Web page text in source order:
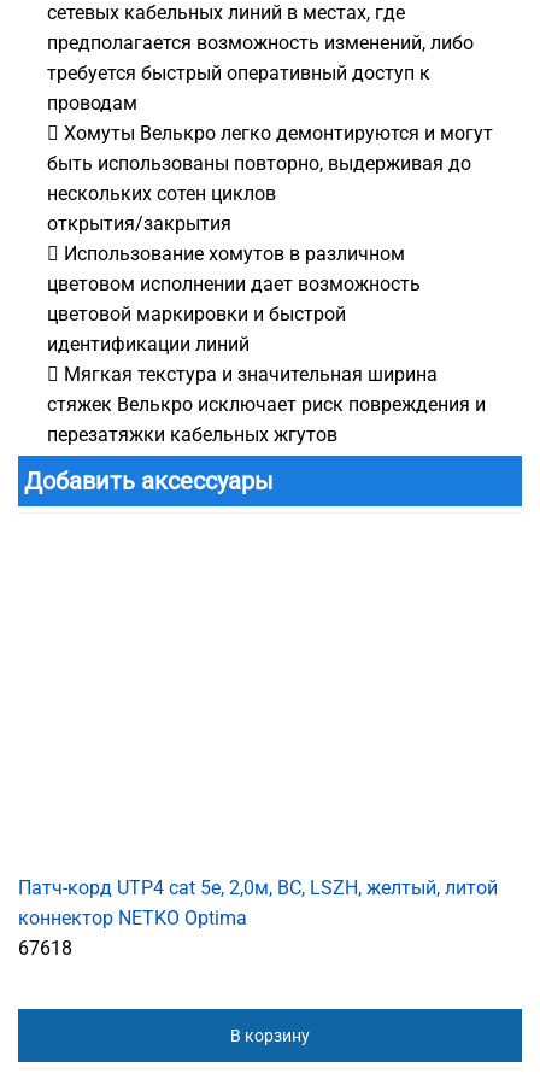
сетевых кабельных линий в местах, где
предполагается возможность изменений, либо
требуется быстрый оперативный доступ к
проводам
 Хомуты Велькро легко демонтируются и могут
быть использованы повторно, выдерживая до
нескольких сотен циклов
открытия/закрытия
 Использование хомутов в различном
цветовом исполнении дает возможность
цветовой маркировки и быстрой
идентификации линий
 Мягкая текстура и значительная ширина
стяжек Велькро исключает риск повреждения и
перезатяжки кабельных жгутов
Добавить аксессуары
Патч-корд UTP4 cat 5e, 2,0м, ВС, LSZH, желтый, литой
коннектор NETKO Optima
67618
В корзину